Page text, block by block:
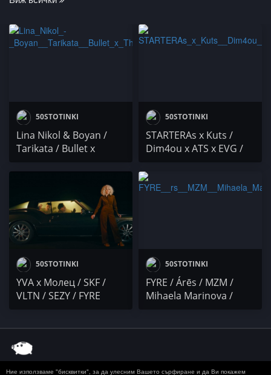
50STOTINKI
Lina Nikol & Boyan /
Tarikata / Bullet x
Bobo / LSK
50STOTINKI
STARTERAs x Kuts /
Dim4ou x ATS x EVG /
IWOLFO x INAD /
SKINNY
50STOTINKI
YVA x Молец / SKF /
VLTN / SEZY / FYRE
50STOTINKI
FYRE / Árēs / MZM /
Mihaela Marinova /
Ние използваме "бисквитки", за да улесним Вашето сърфиране и да Ви покажем